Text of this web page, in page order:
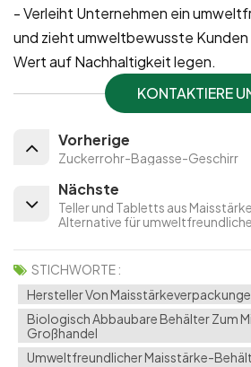
- Verleiht Unternehmen ein
und zieht umweltbewusste Kunden
Wert auf Nachhaltigkeit legen.
KONTAKTIERE
Vorherige
Zuckerrohr-Bagasse-Geschirr
Nächste
Teller und Tabletts aus
Alternative für
STICHWORTE :
Hersteller Von
Biologisch Abbaubare Behälter Zum
Großhandel
Umweltfreundlicher Maisstärke-